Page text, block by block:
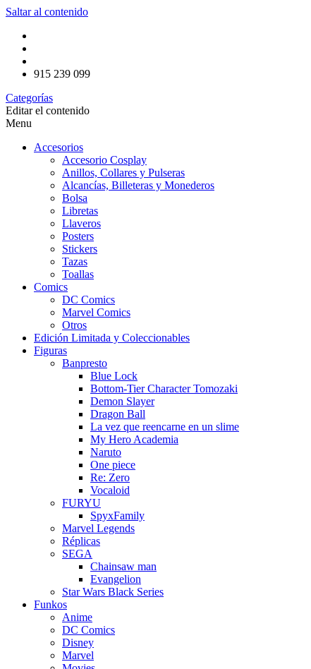
Saltar al contenido
915 239 099
Categorías
Editar el contenido
Menu
Accesorios
Accesorio Cosplay
Anillos, Collares y Pulseras
Alcancías, Billeteras y Monederos
Bolsa
Libretas
Llaveros
Posters
Stickers
Tazas
Toallas
Comics
DC Comics
Marvel Comics
Otros
Edición Limitada y Coleccionables
Figuras
Banpresto
Blue Lock
Bottom-Tier Character Tomozaki
Demon Slayer
Dragon Ball
La vez que reencarne en un slime
My Hero Academia
Naruto
One piece
Re: Zero
Vocaloid
FURYU
SpyxFamily
Marvel Legends
Réplicas
SEGA
Chainsaw man
Evangelion
Star Wars Black Series
Funkos
Anime
DC Comics
Disney
Marvel